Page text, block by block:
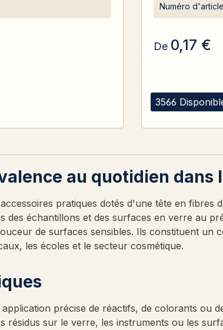
3566
Numéro d'article
De 0,17 €
au quotidien dans
pratiques dotés d'une tête en fibres
des échantillons et des surfaces en verre au
de surfaces sensibles. Ils constituent un
les écoles et le secteur cosmétique.
application précise de réactifs, de colorants ou
résidus sur le verre, les instruments ou les